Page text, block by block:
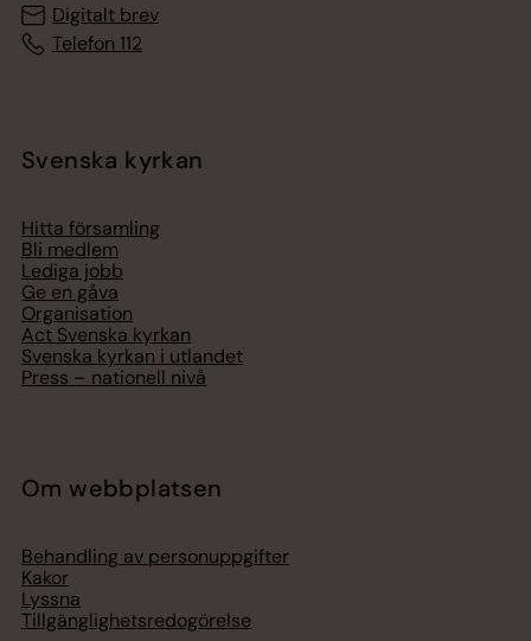
Digitalt brev
Telefon 112
Svenska kyrkan
Hitta församling
Bli medlem
Lediga jobb
Ge en gåva
Organisation
Act Svenska kyrkan
Svenska kyrkan i utlandet
Press – nationell nivå
Om webbplatsen
Behandling av personuppgifter
Kakor
Lyssna
Tillgänglighetsredogörelse